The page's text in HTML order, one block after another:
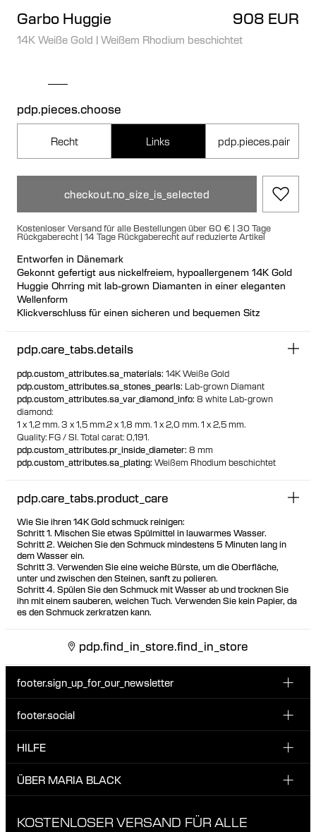
Garbo Huggie 908 EUR
14K Weiße Gold | Weißem Rhodium beschichtet
pdp.pieces.choose
Recht Links pdp.pieces.pair
checkout.no_size_is_selected
Kostenloser Versand für alle Bestellungen über 60 € | 30 Tage
Rückgaberecht | 14 Tage Rückgaberecht auf reduzierte Artikel
Entworfen in Dänemark
Gekonnt gefertigt aus nickelfreiem, hypoallergenem 14K Gold
Huggie Ohrring mit lab-grown Diamanten in einer eleganten
Wellenform
Klickverschluss für einen sicheren und bequemen Sitz
Einzeln oder als Paar erhältlich
pdp.care_tabs.details
pdp.custom_attributes.sa_materials: 14K Weiße Gold
pdp.custom_attributes.sa_stones_pearls: Lab-grown Diamant
pdp.custom_attributes.sa_var_diamond_info: 8 white Lab-grown
diamond:
1 x 1,2 mm.3 x 1,5 mm.2 x 1,8 mm.1 x 2,0 mm.1 x 2,5 mm.
Quality: FG / SI.Total carat: 0,191.
pdp.custom_attributes.pr_inside_diameter: 8 mm
pdp.custom_attributes.sa_plating: Weißem Rhodium beschichtet
pdp.care_tabs.product_care
Wie Sie ihren 14K Gold schmuck reinigen:
Schritt 1. Mischen Sie etwas Spülmittel in lauwarmes Wasser.
Schritt 2. Weichen Sie den Schmuck mindestens 5 Minuten lang in
dem Wasser ein.
Schritt 3. Verwenden Sie eine weiche Bürste, um die Oberfläche,
unter und zwischen den Steinen, sanft zu polieren.
Schritt 4. Spülen Sie den Schmuck mit Wasser ab und trocknen Sie
ihn mit einem sauberen, weichen Tuch. Verwenden Sie kein Papier, da
es den Schmuck zerkratzen kann.
pdp.find_in_store.find_in_store
footer.sign_up_for_our_newsletter
Melde dich für unseren Newsletter an und erhalte 10 %
footer.social
INSTAGRAM
TIKTOK
HILFE
KUNDENSERVICE & KONTAKT
RÜCKGABEN & UMTAUSCH
ÜBER MARIA BLACK
KOSTENLOSER VERSAND FÜR ALLE